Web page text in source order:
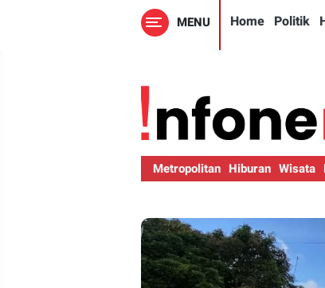
MENU Home Politik
Metropolitan Hiburan Wisata